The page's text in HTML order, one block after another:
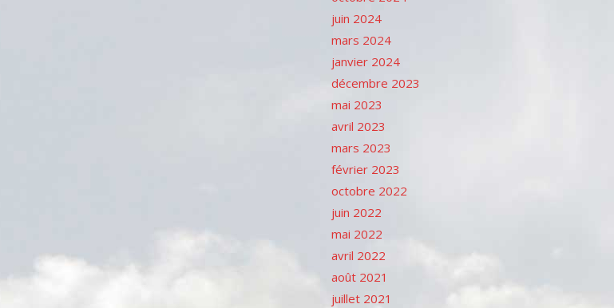
juin 2024
mars 2024
janvier 2024
décembre 2023
mai 2023
avril 2023
mars 2023
février 2023
octobre 2022
juin 2022
mai 2022
avril 2022
août 2021
juillet 2021